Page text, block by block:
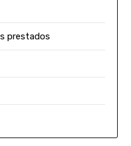
prestados